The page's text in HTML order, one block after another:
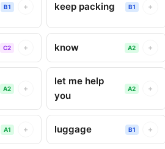
B1 + keep packing B1 +
C2 + know A2 +
A2 +
let me help
you
A2 +
A1 + luggage B1 +